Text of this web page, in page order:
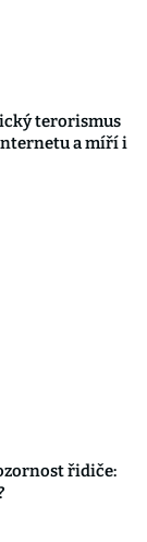
terorismus
a míří i
řidiče: